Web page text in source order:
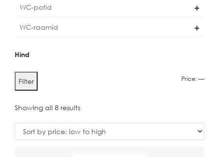
WC-potid
WC-raamid
Hind
Min
Max
Filter Price: —
Showing all 8 results